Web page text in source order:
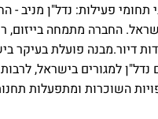
פעילות: נדל"ן מניב -
החברה מתמחה
דיור.מבנה פועלת בעיקר
למגורים בישראל, לרבות
השוכרות ומתפעלות